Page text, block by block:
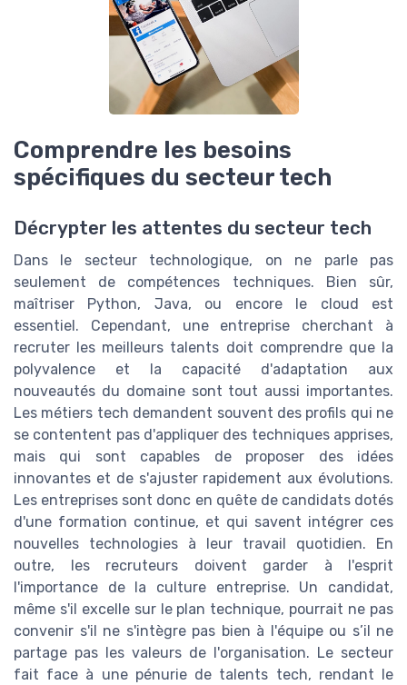
Comprendre les besoins
spécifiques du secteur tech
Décrypter les attentes du secteur tech
Dans le secteur technologique, on ne parle pas
seulement de compétences techniques. Bien sûr,
maîtriser Python, Java, ou encore le cloud est
essentiel. Cependant, une entreprise cherchant à
recruter les meilleurs talents doit comprendre que la
polyvalence et la capacité d'adaptation aux
nouveautés du domaine sont tout aussi importantes.
Les métiers tech demandent souvent des profils qui ne
se contentent pas d'appliquer des techniques apprises,
mais qui sont capables de proposer des idées
innovantes et de s'ajuster rapidement aux évolutions.
Les entreprises sont donc en quête de candidats dotés
d'une formation continue, et qui savent intégrer ces
nouvelles technologies à leur travail quotidien. En
outre, les recruteurs doivent garder à l'esprit
l'importance de la culture entreprise. Un candidat,
même s'il excelle sur le plan technique, pourrait ne pas
convenir s'il ne s'intègre pas bien à l'équipe ou s’il ne
partage pas les valeurs de l'organisation. Le secteur
fait face à une pénurie de talents tech, rendant le